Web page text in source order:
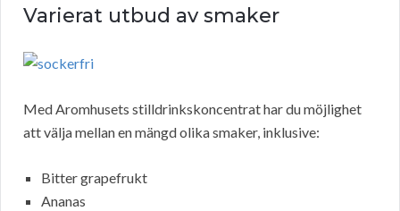
Varierat utbud av smaker
Med Aromhusets stilldrinkskoncentrat har du möjlighet
att välja mellan en mängd olika smaker, inklusive:
Bitter grapefrukt
Ananas